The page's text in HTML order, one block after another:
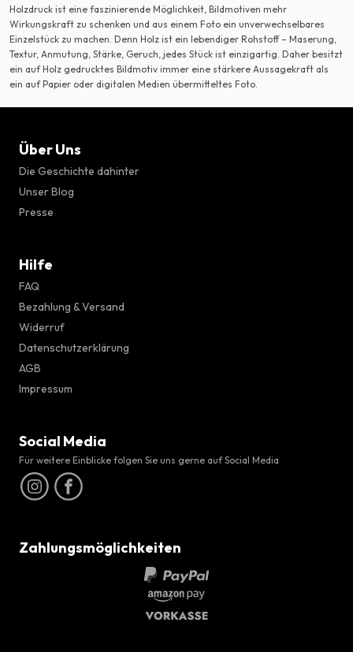
Holzdruck ist eine faszinierende Möglichkeit, Bildmotiven mehr
Wirkungskraft zu schenken und aus einem Foto ein unverwechselbares
Einzelstück zu machen. Denn Holz ist ein lebendiger Rohstoff – Maserung,
Textur, Anmutung, Stärke, Geruch, jedes Stück ist einzigartig. Daher besitzt
ein auf Holz gedrucktes Bildmotiv immer eine stärkere Aussagekraft als
ein auf Papier oder digitalen Medien übermitteltes Foto.
Über Uns
Die Geschichte dahinter
Unser Blog
Presse
Hilfe
FAQ
Bezahlung & Versand
Widerruf
Datenschutzerklärung
AGB
Impressum
Social Media
Für weitere Einblicke folgen Sie uns gerne auf Social Media
Zahlungsmöglichkeiten